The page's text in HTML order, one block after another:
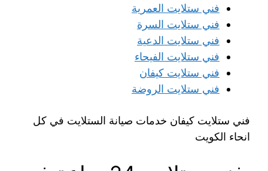
فني ستلايت العمرية
فني ستلايت السرة
فني ستلايت الدعية
فني ستلايت الفيحاء
فني ستلايت كيفان
فني ستلايت الروضة
فني ستلايت كيفان خدمات صيانة الستلايت في كل
انحاء الكويت